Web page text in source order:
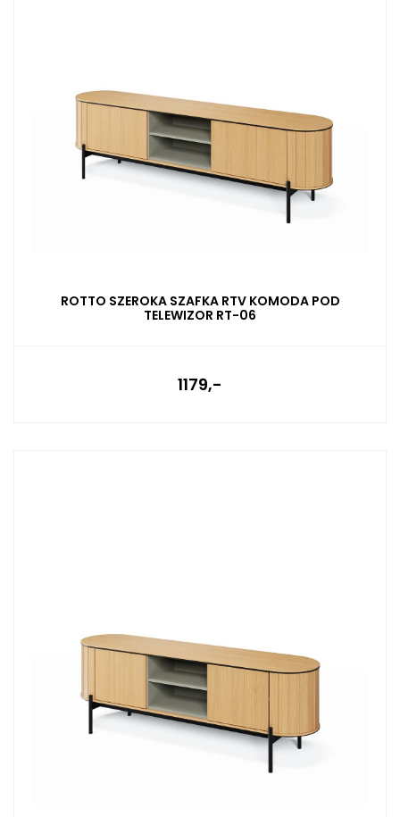
ROTTO SZEROKA SZAFKA RTV KOMODA POD
TELEWIZOR RT-06
1179,-